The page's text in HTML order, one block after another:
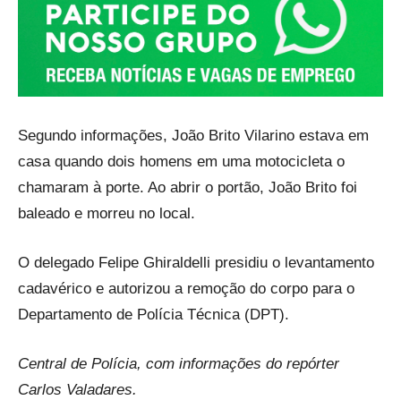
Segundo informações, João Brito Vilarino estava em
casa quando dois homens em uma motocicleta o
chamaram à porte. Ao abrir o portão, João Brito foi
baleado e morreu no local.
O delegado Felipe Ghiraldelli presidiu o levantamento
cadavérico e autorizou a remoção do corpo para o
Departamento de Polícia Técnica (DPT).
Central de Polícia, com informações do repórter
Carlos Valadares.